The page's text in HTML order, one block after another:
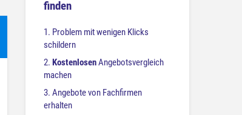
finden
1. Problem mit wenigen Klicks
schildern
2. KostenlosenAngebotsvergleich
machen
3. Angebote von Fachfirmen
erhalten